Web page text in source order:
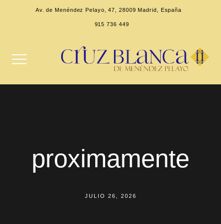
Av. de Menéndez Pelayo, 47, 28009 Madrid, España
915 736 449
proximamente
JULIO 26, 2026